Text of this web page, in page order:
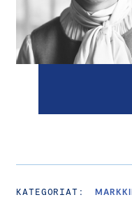
KATEGORIAT: